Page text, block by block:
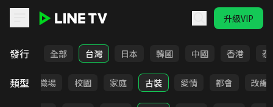
升級VIP
發行 全部 台灣 日本 韓國 中國 香港 泰
類型
全部 職場 校園 家庭 古裝 愛情 都會 改編